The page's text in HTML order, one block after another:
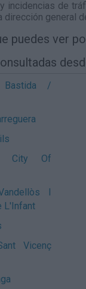
incidencias de
dirección general
puedes ver
/
City Of
I
L'Infant
Vicenç